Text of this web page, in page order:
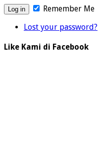
Remember Me
Lost your password?
Like Kami di Facebook